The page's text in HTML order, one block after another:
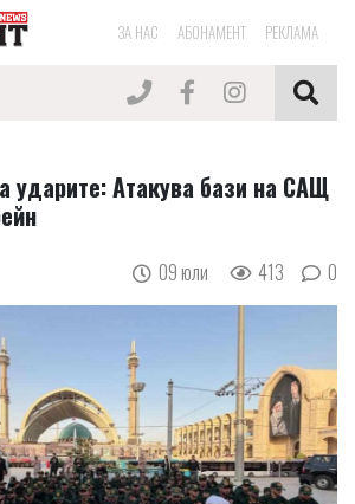
ЗА НАС АБОНАМЕНТ РЕКЛАМА
ударите: Атакува бази на САЩ
09 юли 413 0